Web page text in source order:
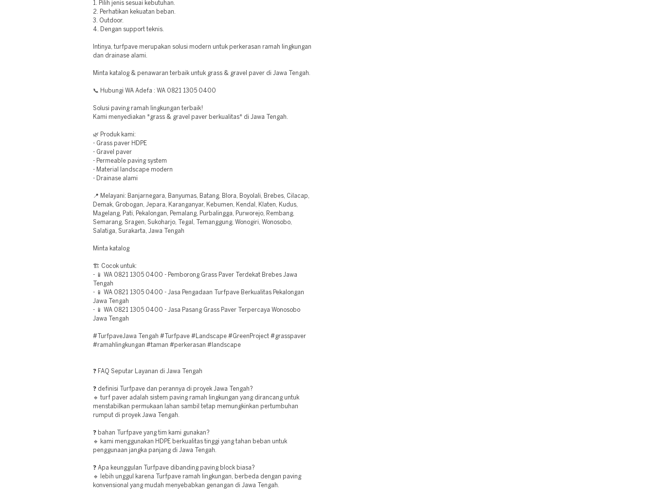
1. Pilih jenis sesuai kebutuhan.
2. Perhatikan kekuatan beban.
3. Outdoor.
4. Dengan support teknis.
Intinya, turfpave merupakan solusi modern untuk perkerasan ramah lingkungan
dan drainase alami.
Minta katalog & penawaran terbaik untuk grass & gravel paver di Jawa Tengah.
📞 Hubungi WA Adefa : WA 0821 1305 0400
Solusi paving ramah lingkungan terbaik!
Kami menyediakan *grass & gravel paver berkualitas* di Jawa Tengah.
🌿 Produk kami:
- Grass paver HDPE
- Gravel paver
- Permeable paving system
- Material landscape modern
- Drainase alami
📍 Melayani: Banjarnegara, Banyumas, Batang, Blora, Boyolali, Brebes, Cilacap,
Demak, Grobogan, Jepara, Karanganyar, Kebumen, Kendal, Klaten, Kudus,
Magelang, Pati, Pekalongan, Pemalang, Purbalingga, Purworejo, Rembang,
Semarang, Sragen, Sukoharjo, Tegal, Temanggung, Wonogiri, Wonosobo,
Salatiga, Surakarta, Jawa Tengah
Minta katalog
🏗️ Cocok untuk:
- 📱 WA 0821 1305 0400 - Pemborong Grass Paver Terdekat Brebes Jawa
Tengah
- 📱 WA 0821 1305 0400 - Jasa Pengadaan Turfpave Berkualitas Pekalongan
Jawa Tengah
- 📱 WA 0821 1305 0400 - Jasa Pasang Grass Paver Terpercaya Wonosobo
Jawa Tengah
#TurfpaveJawa Tengah #Turfpave #Landscape #GreenProject #grasspaver
#ramahlingkungan #taman #perkerasan #landscape
❓ FAQ Seputar Layanan di Jawa Tengah
❓ definisi Turfpave dan perannya di proyek Jawa Tengah?
🔹 turf paver adalah sistem paving ramah lingkungan yang dirancang untuk
menstabilkan permukaan lahan sambil tetap memungkinkan pertumbuhan
rumput di proyek Jawa Tengah.
❓ bahan Turfpave yang tim kami gunakan?
🔹 kami menggunakan HDPE berkualitas tinggi yang tahan beban untuk
penggunaan jangka panjang di Jawa Tengah.
❓ Apa keunggulan Turfpave dibanding paving block biasa?
🔹 lebih unggul karena Turfpave ramah lingkungan, berbeda dengan paving
konvensional yang mudah menyebabkan genangan di Jawa Tengah.